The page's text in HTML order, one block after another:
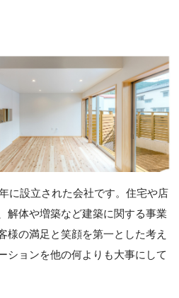
に設立された会社です。住宅や店
解体や増築など建築に関する事業
様の満足と笑顔を第一とした考え
ションを他の何よりも大事にして